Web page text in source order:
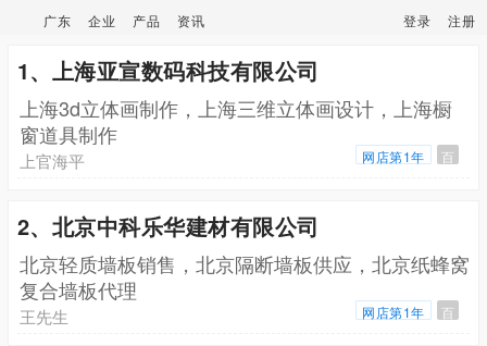
广东 企业 产品 资讯 登录 注册
1、上海亚宣数码科技有限公司
上海3d立体画制作，上海三维立体画设计，上海橱
窗道具制作
上官海平 网店第1年 百
2、北京中科乐华建材有限公司
北京轻质墙板销售，北京隔断墙板供应，北京纸蜂窝
复合墙板代理
王先生 网店第1年 百